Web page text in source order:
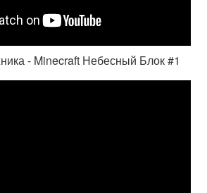
- Minecraft Небесный Блок #1